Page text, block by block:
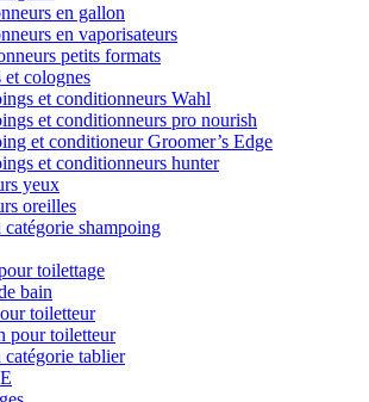
en gallon
en vaporisateurs
petits formats
et colognes
et conditionneurs Wahl
et conditionneurs pro nourish
et conditioneur Groomer’s Edge
et conditionneurs hunter
yeux
oreilles
catégorie shampoing
toilettage
bain
toiletteur
pour toiletteur
catégorie tablier